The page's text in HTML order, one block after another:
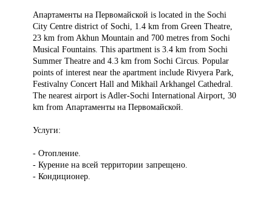
Апартаменты наПервомайской is located in the Sochi
City Centre district of Sochi, 1.4 km from Green Theatre,
23 km from Akhun Mountain and 700 metres from Sochi
Musical Fountains. This apartment is 3.4 km from Sochi
Summer Theatre and 4.3 km from Sochi Circus. Popular
points of interest near the apartment include Rivyera Park,
Festivalny Concert Hall and Mikhail Arkhangel Cathedral.
The nearest airport is Adler-Sochi International Airport, 30
km from Апартаменты на Первомайской.
Услуги:
- Отопление.
- Курение на всей территории запрещено.
- Кондиционер.